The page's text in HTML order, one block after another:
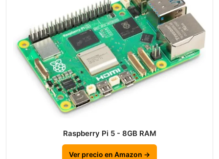
Raspberry Pi 5 - 8GB RAM
Ver precio en Amazon →